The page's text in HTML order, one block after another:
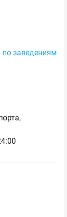
по заведениям